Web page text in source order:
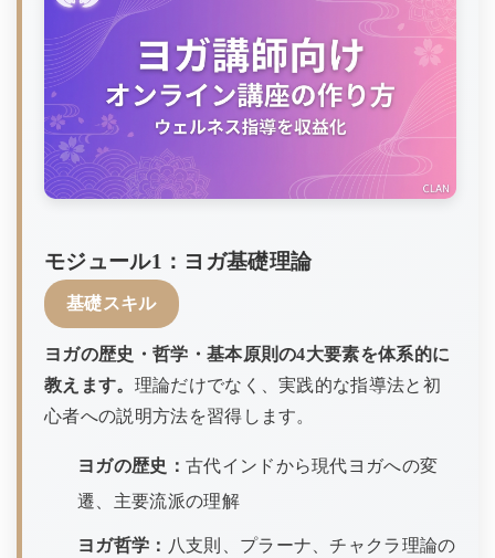
モジュール1：ヨガ基礎理論
基礎スキル
ヨガの歴史・哲学・基本原則の4大要素を体系的に
教えます。 理論だけでなく、実践的な指導法と初
心者への説明方法を習得します。
ヨガの歴史： 古代インドから現代ヨガへの変
遷、主要流派の理解
ヨガ哲学： 八支則、プラーナ、チャクラ理論の